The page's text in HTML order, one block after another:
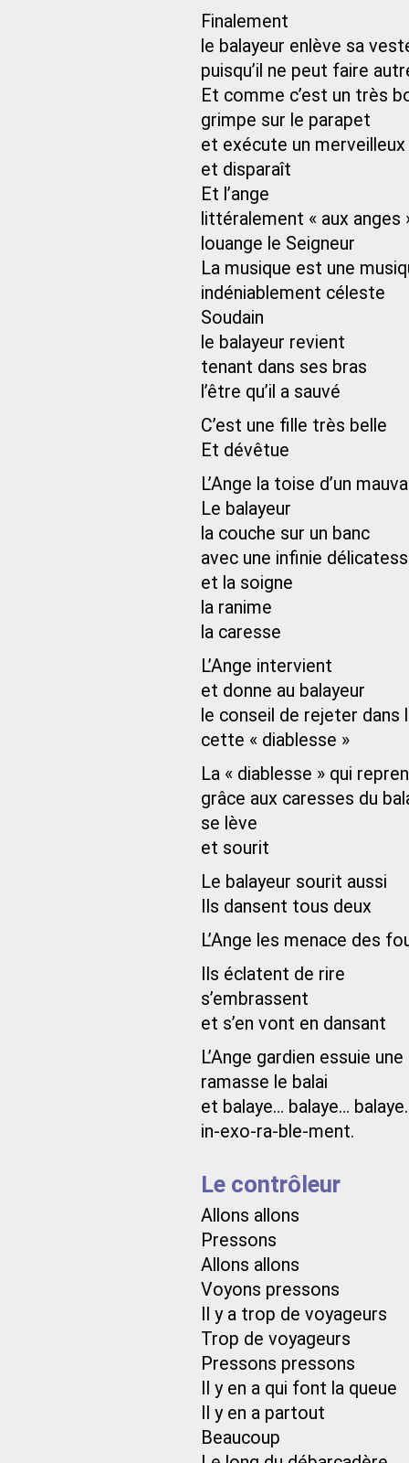
Finalement
le balayeur enlève sa
puisqu’il ne peut faire
Et comme c’est un très
grimpe sur le parapet
et exécute un merveilleux
et disparaît
Et l’ange
littéralement « aux anges
louange le Seigneur
La musique est une
indéniablement céleste
Soudain
le balayeur revient
tenant dans ses bras
l’être qu’il a sauvé
C’est une fille très belle
Et dévêtue
L’Ange la toise d’un
Le balayeur
la couche sur un banc
avec une infinie
et la soigne
la ranime
la caresse
L’Ange intervient
et donne au balayeur
le conseil de rejeter dans
cette « diablesse »
La « diablesse » qui
grâce aux caresses du
se lève
et sourit
Le balayeur sourit aussi
Ils dansent tous deux
L’Ange les menace des
Ils éclatent de rire
s’embrassent
et s’en vont en dansant
L’Ange gardien essuie
ramasse le balai
et balaye… balaye…
in-exo-ra-ble-ment.
Le contrôleur
Allons allons
Pressons
Allons allons
Voyons pressons
Il y a trop de voyageurs
Trop de voyageurs
Pressons pressons
Il y en a qui font la queue
Il y en a partout
Beaucoup